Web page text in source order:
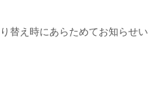
替え時にあらためてお知らせい